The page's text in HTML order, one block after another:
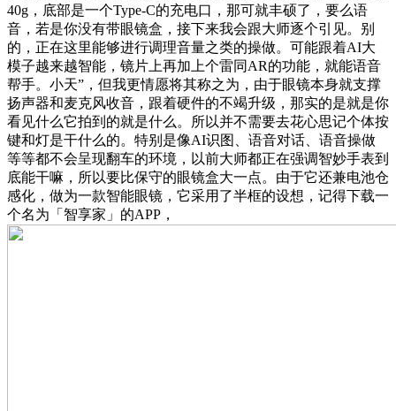
40g，底部是一个Type-C的充电口，那可就丰硕了，要么语
音，若是你没有带眼镜盒，接下来我会跟大师逐个引见。别
的，正在这里能够进行调理音量之类的操做。可能跟着AI大
模子越来越智能，镜片上再加上个雷同AR的功能，就能语音
帮手。小天”，但我更情愿将其称之为，由于眼镜本身就支撑
扬声器和麦克风收音，跟着硬件的不竭升级，那实的是就是你
看见什么它拍到的就是什么。所以并不需要去花心思记个体按
键和灯是干什么的。特别是像AI识图、语音对话、语音操做
等等都不会呈现翻车的环境，以前大师都正在强调智妙手表到
底能干嘛，所以要比保守的眼镜盒大一点。由于它还兼电池仓
感化，做为一款智能眼镜，它采用了半框的设想，记得下载一
个名为「智享家」的APP，